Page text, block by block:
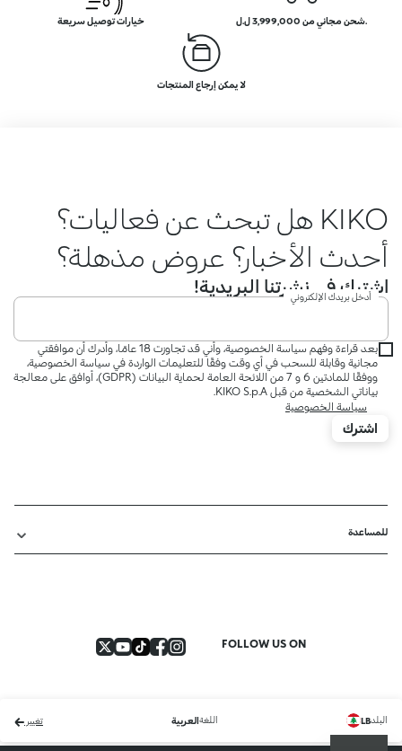
.شحن مجاني من 3,999,000 ل.ل خيارات توصيل سريعة
لا يمكن إرجاع المنتجات
KIKO هل تبحث عن فعاليات؟
أحدث الأخبار؟ عروض مذهلة؟
اشترك في نشرتنا البريدية!
أدخل بريدك الإلكتروني
بعد قراءة وفهم سياسة الخصوصية، وأني قد تجاوزت 18 عامًا، وأدرك أن موافقتي
مجانية وقابلة للسحب في أي وقت وفقًا للتعليمات الواردة في سياسة الخصوصية،
ووفقًا للمادتين 6 و 7 من اللائحة العامة لحماية البيانات (GDPR)، أوافق على معالجة
بياناتي الشخصية من قبل KIKO S.p.A.
سياسة الخصوصية
اشترك
للمساعدة
FOLLOW US ON
البلدLB اللغةالعربية تغيير